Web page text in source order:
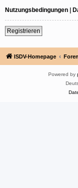
Nutzungsbedingungen |
Registrieren
ISDV-Homepage Foren
Powered by